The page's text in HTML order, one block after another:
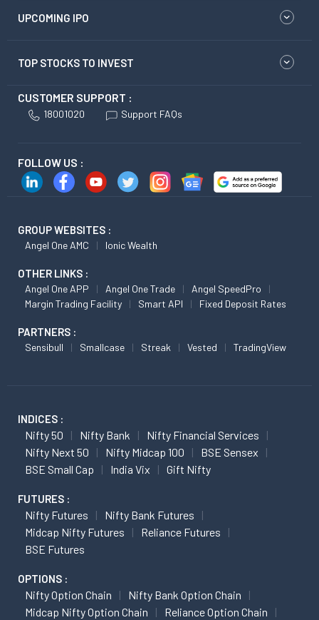
UPCOMING IPO
TOP STOCKS TO INVEST
CUSTOMER SUPPORT :
18001020 Support FAQs
FOLLOW US :
GROUP WEBSITES :
Angel One AMC Ionic Wealth
OTHER LINKS :
Angel One APP Angel One Trade
Angel SpeedPro
Margin Trading Facility
Smart API Fixed Deposit Rates
PARTNERS :
Sensibull Smallcase Streak Vested TradingView
INDICES :
Nifty 50 Nifty Bank
Nifty Financial Services
Nifty Next 50
Nifty Midcap 100
BSE Sensex
BSE Small Cap
India Vix Gift Nifty
FUTURES :
Nifty Futures
Nifty Bank Futures
Midcap Nifty Futures
Reliance Futures
BSE Futures
OPTIONS :
Nifty Option Chain
Nifty Bank Option Chain
Midcap Nifty Option Chain
Reliance Option Chain